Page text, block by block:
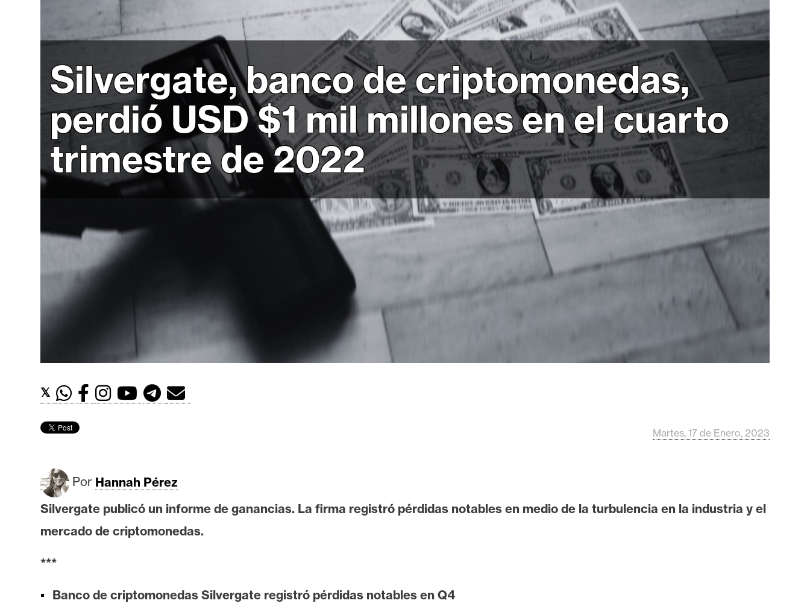
a
c
o
r
u
I
A
n
á
l
s
s
Silvergate, banco de criptomonedas,
perdió USD $1 mil millones en el cuarto
trimestre de 2022
𝕏
Martes, 17 de Enero, 2023
Por Hannah Pérez
Silvergate publicó un informe de ganancias. La firma registró pérdidas notables en medio de la turbulencia en la industria y el
mercado de criptomonedas.
***
Banco de criptomonedas Silvergate registró pérdidas notables en Q4